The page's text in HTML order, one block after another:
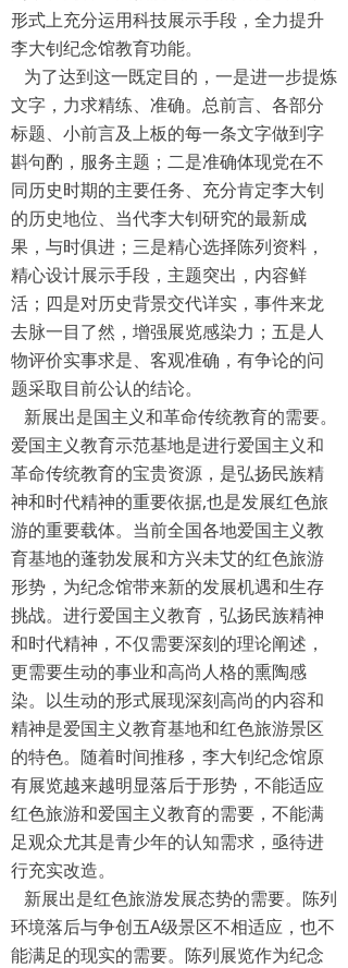
形式上充分运用科技展示手段，全力提升
李大钊纪念馆教育功能。
为了达到这一既定目的，一是进一步提炼
文字，力求精练、准确。总前言、各部分
标题、小前言及上板的每一条文字做到字
斟句酌，服务主题；二是准确体现党在不
同历史时期的主要任务、充分肯定李大钊
的历史地位、当代李大钊研究的最新成
果，与时俱进；三是精心选择陈列资料，
精心设计展示手段，主题突出，内容鲜
活；四是对历史背景交代详实，事件来龙
去脉一目了然，增强展览感染力；五是人
物评价实事求是、客观准确，有争论的问
题采取目前公认的结论。
新展出是国主义和革命传统教育的需要。
爱国主义教育示范基地是进行爱国主义和
革命传统教育的宝贵资源，是弘扬民族精
神和时代精神的重要依据,也是发展红色旅
游的重要载体。当前全国各地爱国主义教
育基地的蓬勃发展和方兴未艾的红色旅游
形势，为纪念馆带来新的发展机遇和生存
挑战。进行爱国主义教育，弘扬民族精神
和时代精神，不仅需要深刻的理论阐述，
更需要生动的事业和高尚人格的熏陶感
染。以生动的形式展现深刻高尚的内容和
精神是爱国主义教育基地和红色旅游景区
的特色。随着时间推移，李大钊纪念馆原
有展览越来越明显落后于形势，不能适应
红色旅游和爱国主义教育的需要，不能满
足观众尤其是青少年的认知需求，亟待进
行充实改造。
新展出是红色旅游发展态势的需要。陈列
环境落后与争创五A级景区不相适应，也不
能满足的现实的需要。陈列展览作为纪念